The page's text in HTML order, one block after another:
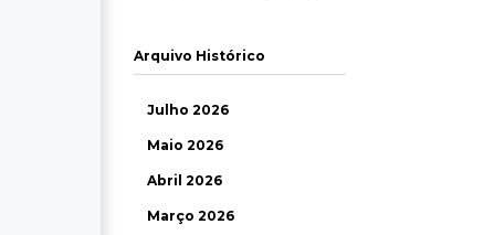
Arquivo Histórico
Julho 2026
Maio 2026
Abril 2026
Março 2026